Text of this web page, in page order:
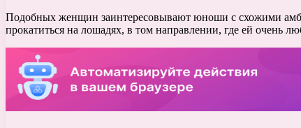
Подобных женщин заинтересовывают юноши с схожими
прокатиться на лошадях, в том направлении, где ей очень